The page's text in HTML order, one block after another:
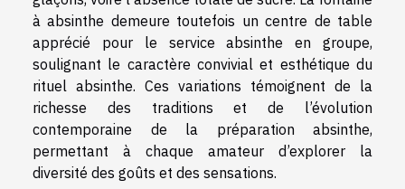
à absinthe demeure toutefois un centre de table
apprécié pour le service absinthe en groupe,
soulignant le caractère convivial et esthétique du
rituel absinthe. Ces variations témoignent de la
richesse des traditions et de l’évolution
contemporaine de la préparation absinthe,
permettant à chaque amateur d’explorer la
diversité des goûts et des sensations.